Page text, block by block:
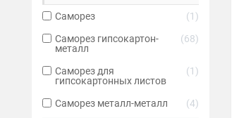
Саморез
1
Саморез гипсокартон-
металл
68
Саморез для
гипсокартонных листов
1
Саморез металл-металл 4